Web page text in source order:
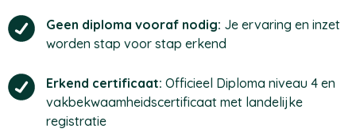
Geen diploma vooraf nodig: Je ervaring en inzet
worden stap voor stap erkend
Erkend certificaat: Officieel Diploma niveau 4 en
vakbekwaamheidscertificaat met landelijke
registratie